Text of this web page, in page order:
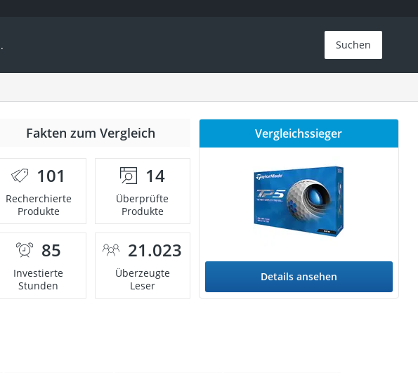
Suchen
Fakten zum Vergleich
101
Recherchierte
Produkte
14
Überprüfte
Produkte
85
Investierte
Stunden
21.023
Überzeugte
Leser
Vergleichssieger
Details ansehen